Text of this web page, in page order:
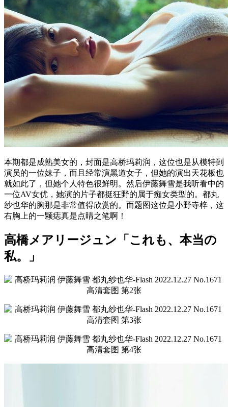
本期都是成熟美女的，封面是高桥玛莉润，这位也是从模特到
演员的一位妹子，而且经常演黑道女子，但她的演出天花板也
就如此了，但她个人特色很鲜明。然后伊藤舞雪是我听看中的
一位AV女优，她演的片子都挺狂野的属于痴女类型的。都丸
纱也华的胸那是非常值得欣赏的。而题图这位是小野寺梓，这
右胸上的一颗痣真是点睛之笔啊！
高橋メアリージュン「これも、本当の
私。」